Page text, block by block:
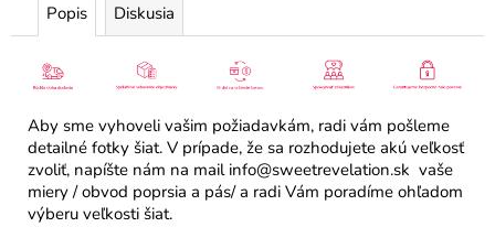
Popis Diskusia
Aby sme vyhoveli vašim požiadavkám, radi vám pošleme
detailné fotky šiat. V prípade, že sa rozhodujete akú veľkosť
zvoliť, napíšte nám na mail info@sweetrevelation.sk vaše
miery / obvod poprsia a pás/ a radi Vám poradíme ohľadom
výberu veľkosti šiat.